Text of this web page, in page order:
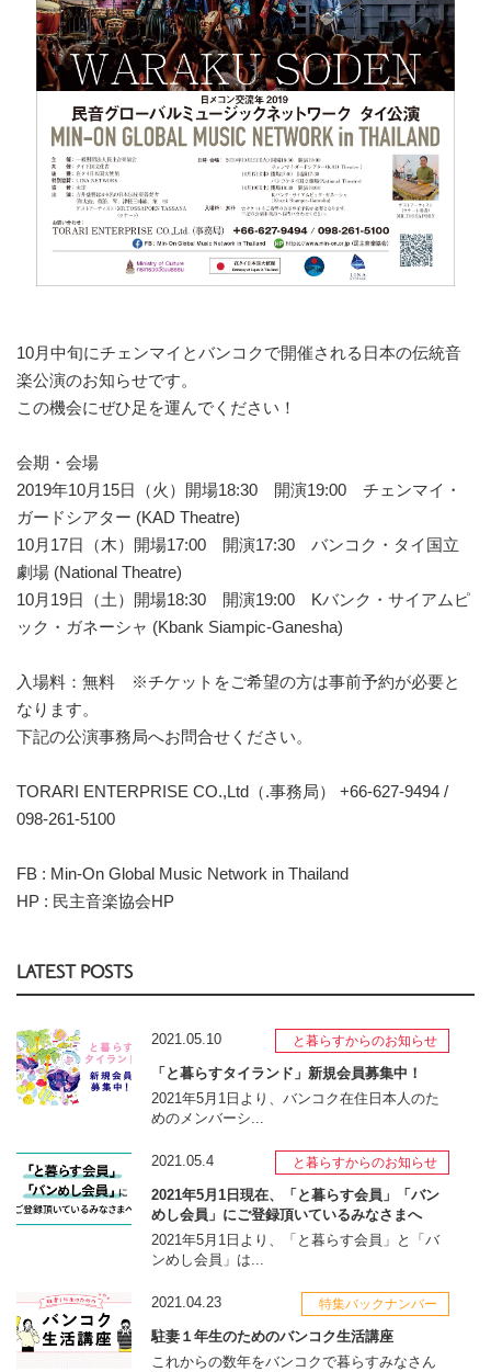
10月中旬にチェンマイとバンコクで開催される日本の伝統音
楽公演のお知らせです。
この機会にぜひ足を運んでください！
会期・会場
2019年10月15日（火）開場18:30 開演19:00 チェンマイ・
ガードシアター (KAD Theatre)
10月17日（木）開場17:00 開演17:30 バンコク・タイ国立
劇場 (National Theatre)
10月19日（土）開場18:30 開演19:00 Kバンク・サイアムピ
ック・ガネーシャ (Kbank Siampic-Ganesha)
入場料：無料 ※チケットをご希望の方は事前予約が必要と
なります。
下記の公演事務局へお問合せください。
TORARI ENTERPRISE CO.,Ltd（.事務局） +66-627-9494 /
098-261-5100
FB : Min-On Global Music Network in Thailand
HP : 民主音楽協会HP
LATEST POSTS
2021.05.10 と暮らすからのお知らせ
「と暮らすタイランド」新規会員募集中！
2021年5月1日より、バンコク在住日本人のた
めのメンバーシ...
2021.05.4 と暮らすからのお知らせ
2021年5月1日現在、「と暮らす会員」「バン
めし会員」にご登録頂いているみなさまへ
2021年5月1日より、「と暮らす会員」と「バ
ンめし会員」は...
2021.04.23 特集バックナンバー
駐妻１年生のためのバンコク生活講座
これからの数年をバンコクで暮らすみなさん